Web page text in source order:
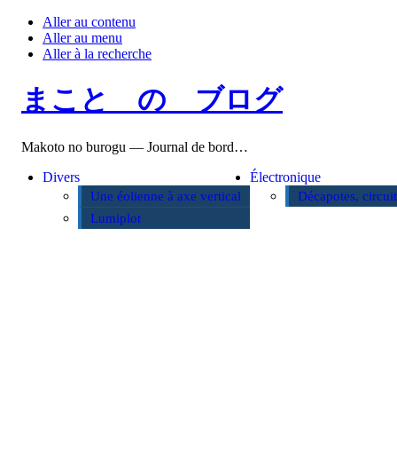
Aller au contenu
Aller au menu
Aller à la recherche
まこと の ブログ
Makoto no burogu — Journal de bord…
Divers
Une éolienne à axe vertical
Lumiplot
Électronique
Décapotes,